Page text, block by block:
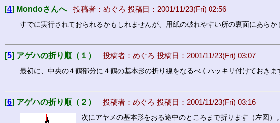
[4] Mondoさんへ 投稿者：めぐろ 投稿日：2001/11/23(Fri) 02:56
すでに実行されておられるかもしれませんが、用紙の破れやすい所の裏面にあら
[5] アゲハの折り順（１） 投稿者：めぐろ 投稿日：2001/11/23(Fri) 03:07
最初に、中央の４鶴部分に４鶴の基本形の折り線をなるべくハッキリ付けておきま
[6] アゲハの折り順（２） 投稿者：めぐろ 投稿日：2001/11/23(Fri) 03:16
次にアヤメの基本形をおる途中のところまで折ります（左図）。